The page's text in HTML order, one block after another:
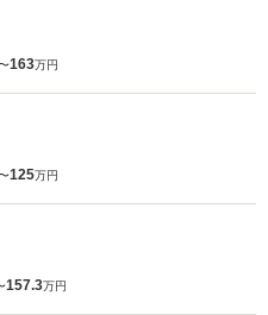
163万円
125万円
157.3万円